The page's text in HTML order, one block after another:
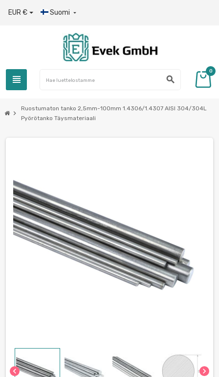
EUR € Suomi 
view_headline search
0
chevron_right
Ruostumaton tanko 2,5mm-100mm 1.4306/1.4307 AISI 304/304L
Pyörötanko Täysmateriaali
chevron_left chevron_right